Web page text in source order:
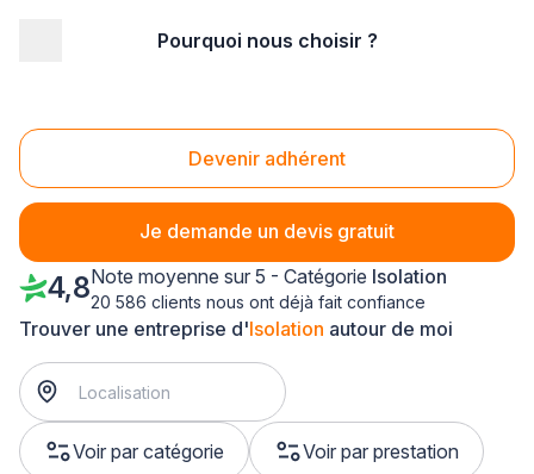
Pourquoi nous choisir ?
Devenir adhérent
Je demande un devis gratuit
Isolation Trévenans (90400)
Trouver une entreprise d'Isolation autour de moi
Voir par catégorie Voir par prestation
4,8Note moyenne sur 5 - Catégorie Isolation
20 586 clients nous ont déjà fait confiance